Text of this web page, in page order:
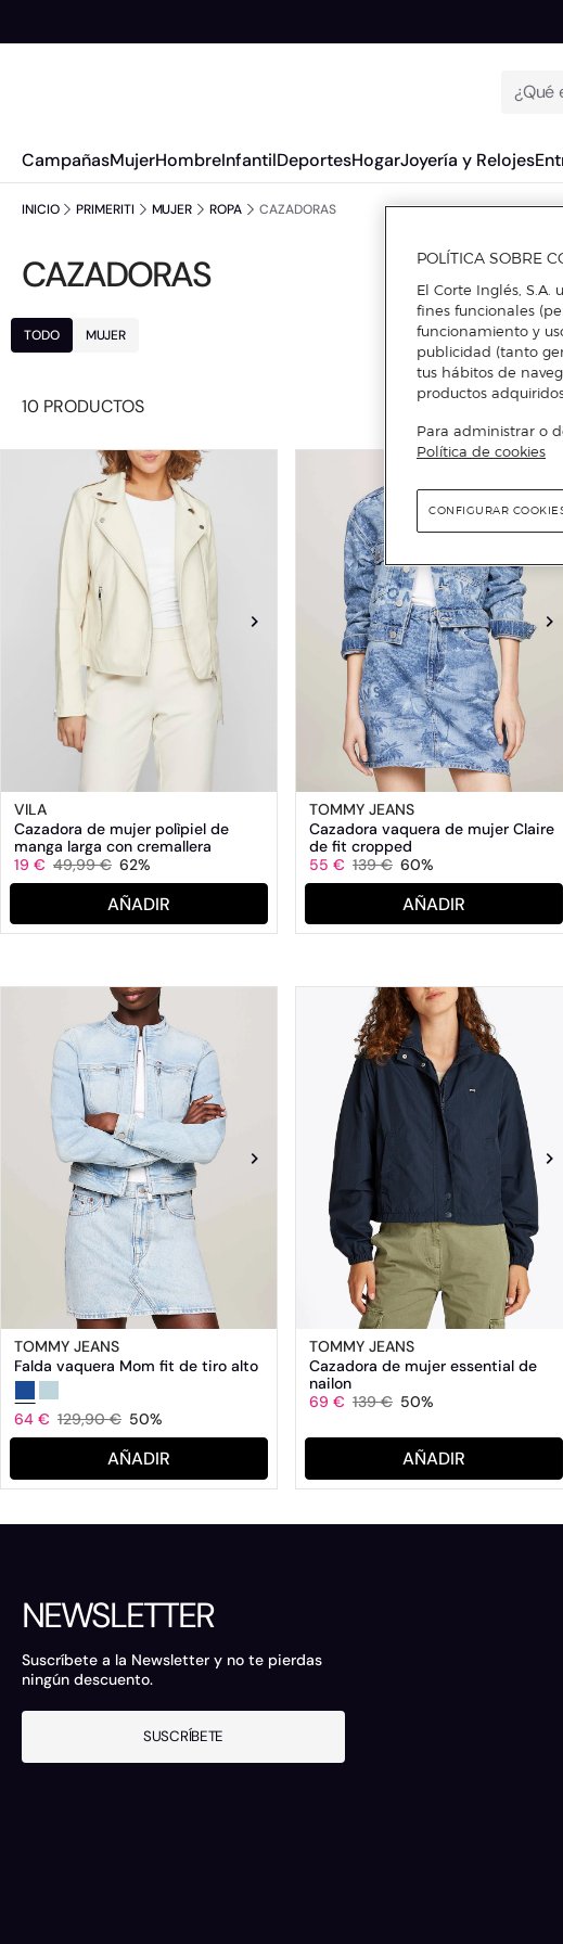
¿Qué
CampañasMujerHombreInfantilDeportesHogarJoyería y Relojes
INICIO PRIMERITI MUJER ROPA CAZADORAS
CAZADORAS
TODO MUJER
10 PRODUCTOS
VILA
Cazadora de mujer polìpiel de
manga larga con cremallera
19 € 49,99 € 62%
AÑADIR
TOMMY JEANS
Cazadora vaquera de mujer Claire
de fit cropped
55 € 139 € 60%
AÑADIR
TOMMY JEANS
Falda vaquera Mom fit de tiro alto
64 € 129,90 € 50%
AÑADIR
TOMMY JEANS
Cazadora de mujer essential de
nailon
69 € 139 € 50%
AÑADIR
NEWSLETTER
Suscríbete a la Newsletter y no te pierdas
ningún descuento.
SUSCRÍBETE
POLÍTICA SOBRE
El Corte Inglés, S.A.
fines funcionales
funcionamiento y
publicidad (tanto
tus hábitos de
productos
Para administrar o
Política de cookies
CONFIGURAR